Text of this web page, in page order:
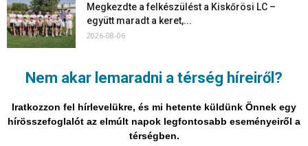
Nem akar lemaradni a térség híreiről?
Iratkozzon fel hírlevelükre, és mi hetente küldünk Önnek egy
hírösszefoglalót az elmúlt napok legfontosabb eseményeiről a
térségben.
Megkezdte a felkészülést a Kiskőrösi LC –
együtt maradt a keret,...
2026-08-06
Mi történik Európa felett? Ezért nem tud
szabadulni a kontinens a...
2026-08-05